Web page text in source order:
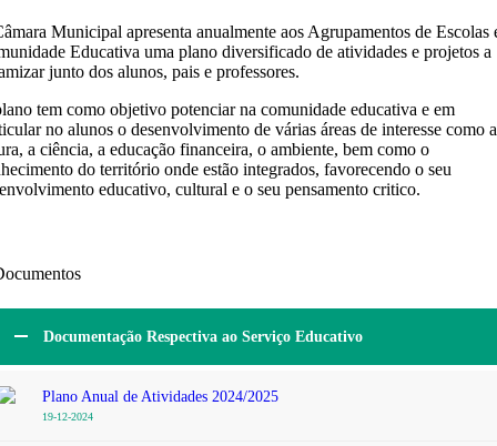
Municipal apresenta anualmente aos Agrupamentos de Escolas
Educativa uma plano diversificado de atividades e projetos a
junto dos alunos, pais e professores.
tem como objetivo potenciar na comunidade educativa e em
no alunos o desenvolvimento de várias áreas de interesse como a
a ciência, a educação financeira, o ambiente, bem como o
do território onde estão integrados, favorecendo o seu
educativo, cultural e o seu pensamento critico.
Documentação Respectiva ao Serviço Educativo
Plano Anual de Atividades 2024/2025
19-12-2024